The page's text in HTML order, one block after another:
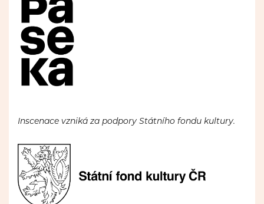
Inscenace vzniká za podpory Státního fondu kultury.